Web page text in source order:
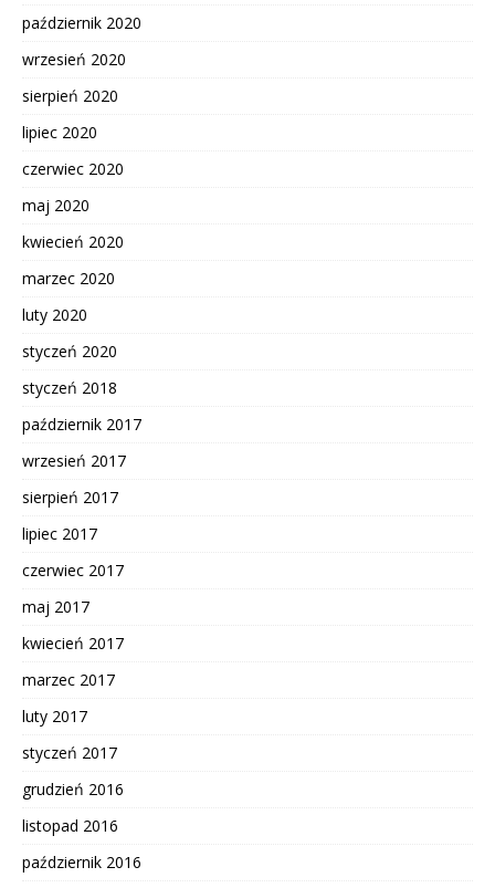
październik 2020
wrzesień 2020
sierpień 2020
lipiec 2020
czerwiec 2020
maj 2020
kwiecień 2020
marzec 2020
luty 2020
styczeń 2020
styczeń 2018
październik 2017
wrzesień 2017
sierpień 2017
lipiec 2017
czerwiec 2017
maj 2017
kwiecień 2017
marzec 2017
luty 2017
styczeń 2017
grudzień 2016
listopad 2016
październik 2016